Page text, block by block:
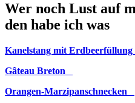
Wer noch Lust auf
den habe ich was
Kanelstang mit Erdbeerfüllung
Gâteau Breton
Orangen-Marzipanschnecken